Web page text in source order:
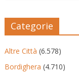
Categorie
Altre Città (6.578)
Bordighera (4.710)